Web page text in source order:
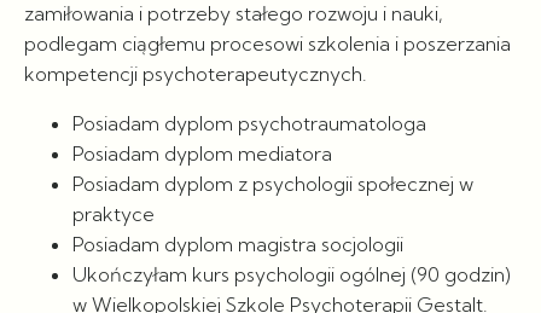
zamiłowania i potrzeby stałego rozwoju i nauki,
podlegam ciągłemu procesowi szkolenia i poszerzania
kompetencji psychoterapeutycznych.
Posiadam dyplom psychotraumatologa
Posiadam dyplom mediatora
Posiadam dyplom z psychologii społecznej w
praktyce
Posiadam dyplom magistra socjologii
Ukończyłam kurs psychologii ogólnej (90 godzin)
w Wielkopolskiej Szkole Psychoterapii Gestalt.